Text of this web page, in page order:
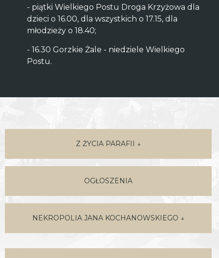
- piątki Wielkiego Postu Droga Krzyżowa dla
dzieci o 16.00, dla wszystkich o 17.15, dla
młodzieży o 18.40;
- 16.30 Gorzkie Żale - niedziele Wielkiego
Postu.
Z ŻYCIA PARAFII ↓
OGŁOSZENIA
NEKROPOLIA JANA KOCHANOWSKIEGO ↓